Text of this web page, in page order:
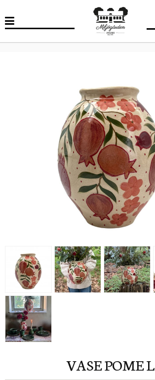
VASE POME L